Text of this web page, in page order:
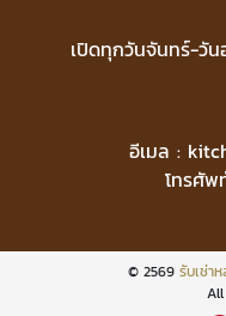
เปิดทุกวันจันทร์-วั
อีเมล :
โทรศัพ
© 2569รับเช่า